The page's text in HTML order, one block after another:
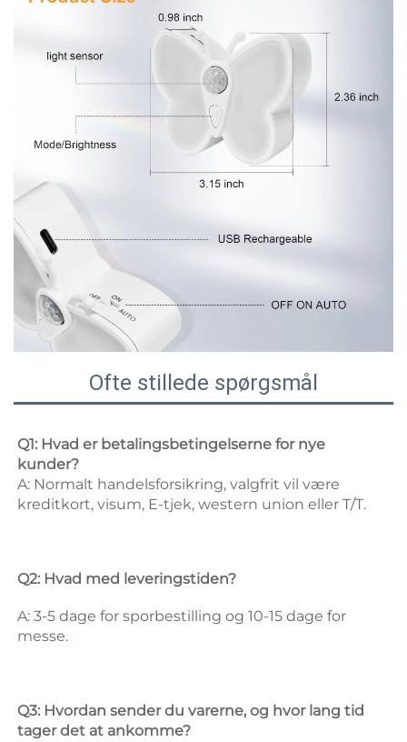
Ofte stillede spørgsmål
Q1: Hvad er betalingsbetingelserne for nye
kunder?
A: Normalt handelsforsikring, valgfrit vil være
kreditkort, visum, E-tjek, western union eller T/T.
Q2: Hvad med leveringstiden?
A: 3-5 dage for sporbestilling og 10-15 dage for
messe.
Q3: Hvordan sender du varerne, og hvor lang tid
tager det at ankomme?